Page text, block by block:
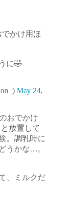
でかけ用ほ
に🤣
May 24,
おでかけ
放置して
。調乳時に
うかな…。
、ミルクだ